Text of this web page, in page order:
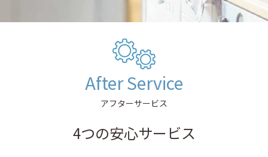
After Service
アフターサービス
4つの安心サービス